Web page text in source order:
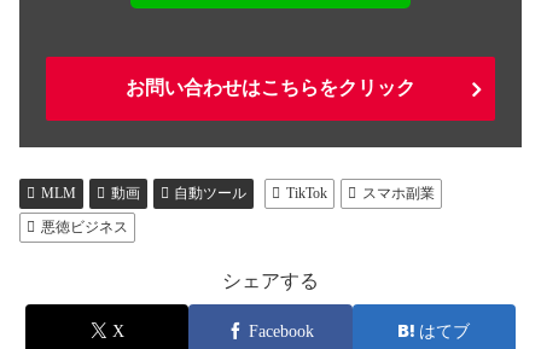
お問い合わせはこちらをクリック
MLM 動画 自動ツール TikTok
スマホ副業
悪徳ビジネス
シェアする
X Facebook はてブ